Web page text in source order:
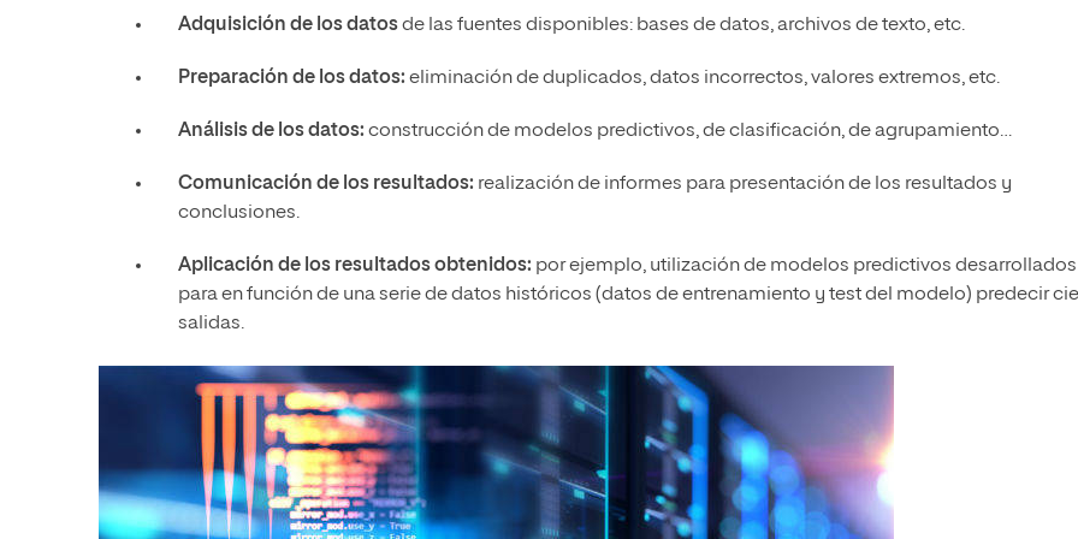
Adquisición de los datosde las fuentes disponibles: bases de datos, archivos de texto, etc.
Preparación de los datos: eliminación de duplicados, datos incorrectos, valores extremos, etc.
Análisis de los datos: construcción de modelos predictivos, de clasificación, de agrupamiento…
Comunicación de los resultados: realización de informes para presentación de los resultados y
conclusiones.
Aplicación de los resultados obtenidos: por ejemplo, utilización de modelos predictivos desarrollados
para en función de una serie de datos históricos (datos de entrenamiento y test del modelo) predecir
salidas.